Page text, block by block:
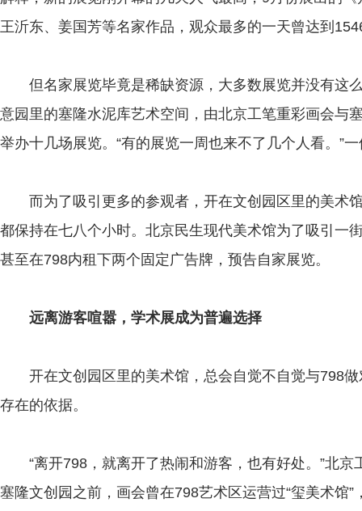
王沂东、姜国芳等名家作品，观众最多的一天曾达到
但名家展览毕竟是稀缺资源，大多数展览并没有这
意园里的塞隆水泥库艺术空间，由北京工笔重彩画会与
举办十几场展览。“有的展览一周也来不了几个人看。”
而为了吸引更多的参观者，开在文创园区里的美术
都保持在七八个小时。北京民生现代美术馆为了吸引一
甚至在798内租下两个固定广告牌，预告自家展览。
远离游客喧嚣，学术展成为普遍选择
开在文创园区里的美术馆，总会自觉不自觉与798做
存在的依据。
“离开798，就离开了热闹和游客，也有好处。”北京
塞隆文创园之前，画会曾在798艺术区运营过“玺美术馆